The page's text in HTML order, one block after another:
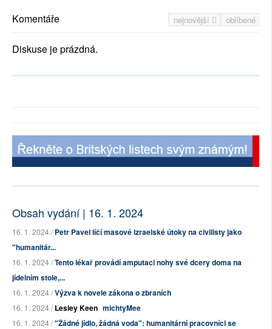
nejnovější oblíbené
Komentáře
Diskuse je prázdná.
Obsah vydání | 16. 1. 2024
16. 1. 2024 /Petr Pavel líčí masové izraelské útoky na civilisty jako
"humanitár...
16. 1. 2024 /Tento lékař provádí amputaci nohy své dcery doma na
jídelním stole,...
16. 1. 2024 /Výzva k novele zákona o zbraních
16. 1. 2024 /Lesley Keen michtyMee
16. 1. 2024 /"Žádné jídlo, žádná voda": humanitární pracovníci se